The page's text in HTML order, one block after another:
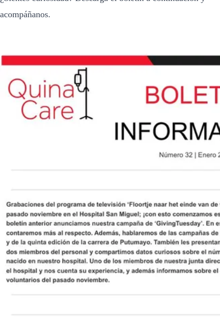
acompáñanos.